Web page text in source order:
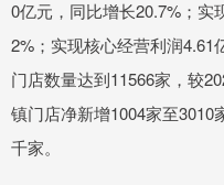
0亿元，同比增长20.7%；实
2%；实现核心经营利润4.61
门店数量达到11566家，较
镇门店净新增1004家至3010
千家。